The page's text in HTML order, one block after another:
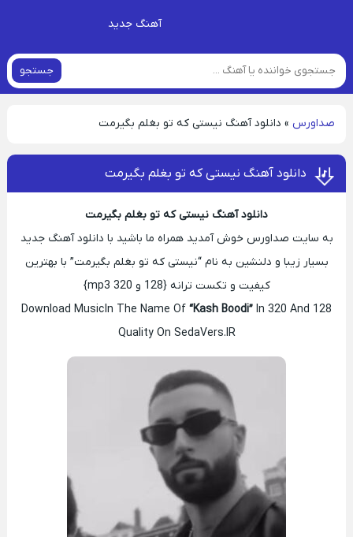
آهنگ جدید
جستجو
صداورس » دانلود آهنگ نیستی که تو بغلم بگیرمت
دانلود آهنگ نیستی که تو بغلم بگیرمت
دانلود آهنگ نیستی که تو بغلم بگیرمت
به سایت صداورس خوش آمدید همراه ما باشید با دانلود آهنگ جدید
بسیار زیبا و دلنشین به نام “نیستی که تو بغلم بگیرمت” با بهترین
کیفیت و تکست ترانه {128 و 320 mp3}
Download Music In The Name Of “Kash Boodi” In 320 And 128
Quality On SedaVers.IR